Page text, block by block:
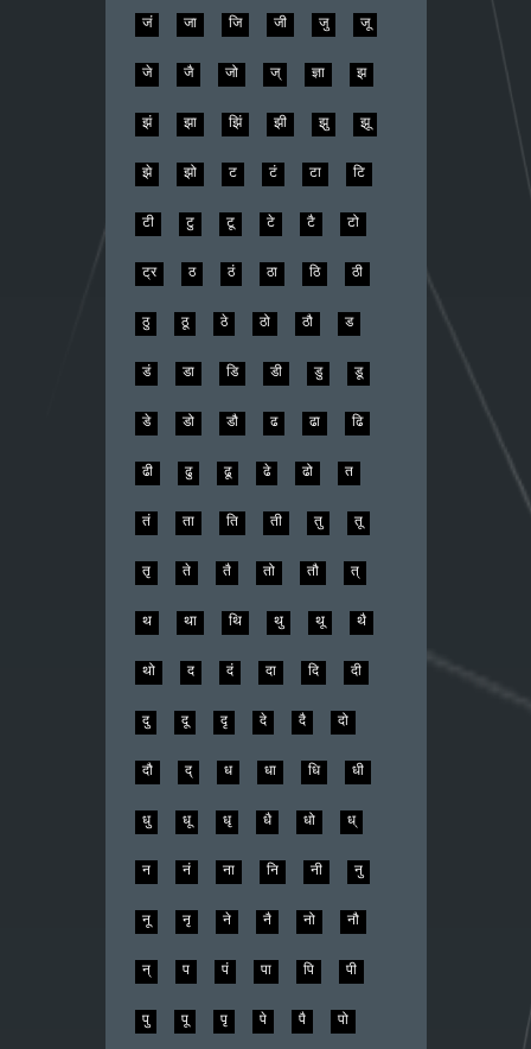
जं जा जि जी जु जू
जे जै जो ज् ज्ञा झ
झं झा झिं झी झु झू
झे झो ट टं टा टि
टी टु टू टे टै टो
ट्र ठ ठं ठा ठि ठी
ठु ठू ठे ठो ठौ ड
डं डा डि डी डु डू
डे डो डौ ढ ढा ढि
ढी ढु ढू ढे ढो त
तं ता ति ती तु तू
तृ ते तै तो तौ त्
थ था थि थु थू थै
थो द दं दा दि दी
दु दू दृ दे दै दो
दौ द् ध धा धि धी
धु धू धृ धै धो ध्
न नं ना नि नी नु
नू नृ ने नै नो नौ
न् प पं पा पि पी
पु पू पृ पे पै पो